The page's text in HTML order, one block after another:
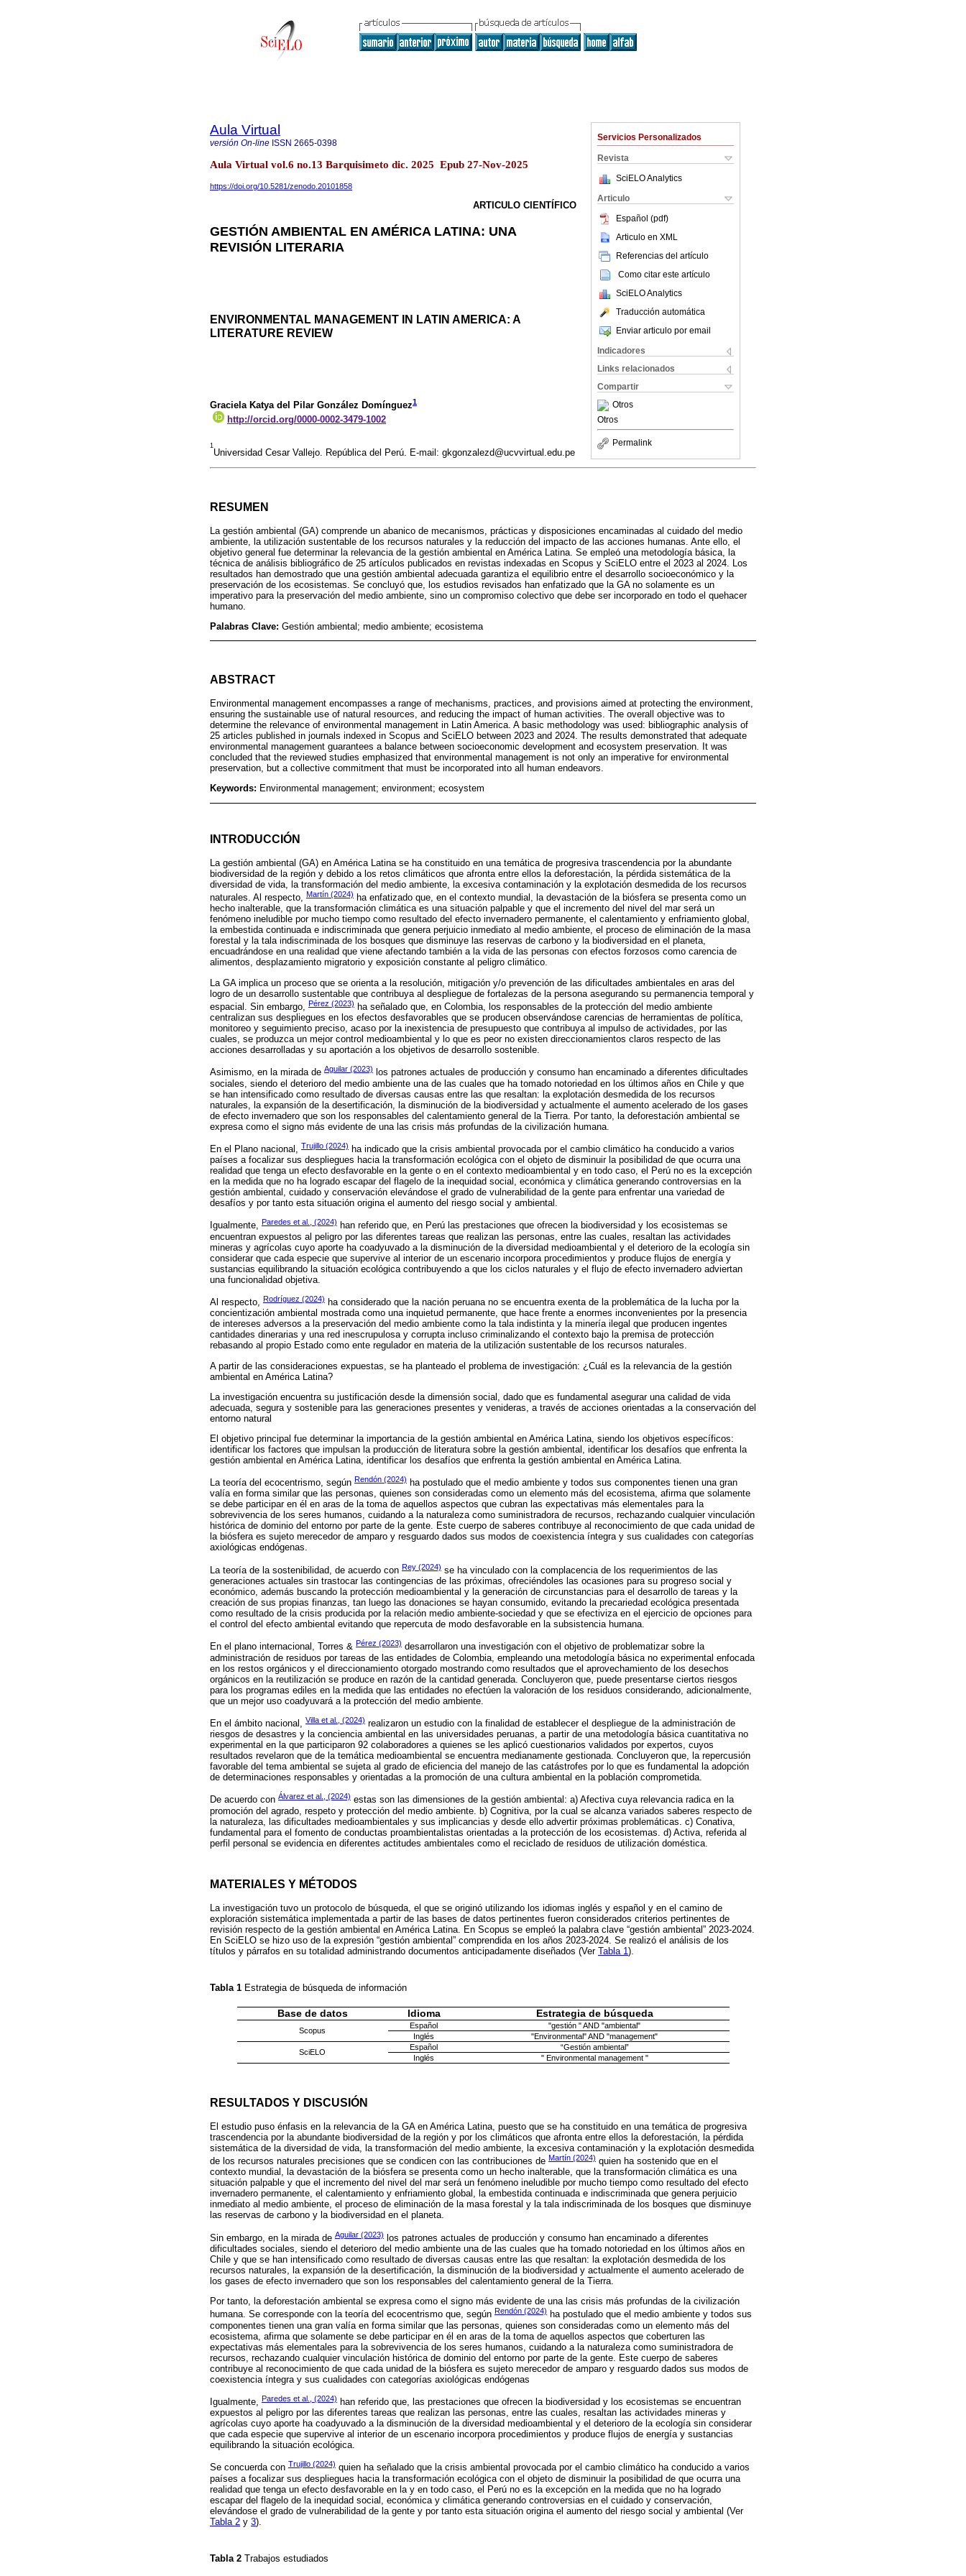
Servicios Personalizados
Revista
SciELO Analytics
Articulo
Español (pdf)
Articulo en XML
Referencias del artículo
Como citar este artículo
SciELO Analytics
Traducción automática
Enviar articulo por email
Indicadores
Links relacionados
Compartir
Otros
Otros
Permalink
Aula Virtual
versión On-line ISSN 2665-0398
Aula Virtual vol.6 no.13 Barquisimeto dic. 2025 Epub 27-Nov-2025
https://doi.org/10.5281/zenodo.20101858
ARTICULO CIENTÍFICO
GESTIÓN AMBIENTAL EN AMÉRICA LATINA: UNA
REVISIÓN LITERARIA
ENVIRONMENTAL MANAGEMENT IN LATIN AMERICA: A
LITERATURE REVIEW
Graciela Katya del Pilar González Domínguez1
http://orcid.org/0000-0002-3479-1002
1
Universidad Cesar Vallejo. República del Perú. E-mail: gkgonzalezd@ucvvirtual.edu.pe
RESUMEN
La gestión ambiental (GA) comprende un abanico de mecanismos, prácticas y disposiciones encaminadas al cuidado del medio
ambiente, la utilización sustentable de los recursos naturales y la reducción del impacto de las acciones humanas. Ante ello, el
objetivo general fue determinar la relevancia de la gestión ambiental en América Latina. Se empleó una metodología básica, la
técnica de análisis bibliográfico de 25 artículos publicados en revistas indexadas en Scopus y SciELO entre el 2023 al 2024. Los
resultados han demostrado que una gestión ambiental adecuada garantiza el equilibrio entre el desarrollo socioeconómico y la
preservación de los ecosistemas. Se concluyó que, los estudios revisados han enfatizado que la GA no solamente es un
imperativo para la preservación del medio ambiente, sino un compromiso colectivo que debe ser incorporado en todo el quehacer
humano.
Palabras Clave: Gestión ambiental; medio ambiente; ecosistema
ABSTRACT
Environmental management encompasses a range of mechanisms, practices, and provisions aimed at protecting the environment,
ensuring the sustainable use of natural resources, and reducing the impact of human activities. The overall objective was to
determine the relevance of environmental management in Latin America. A basic methodology was used: bibliographic analysis of
25 articles published in journals indexed in Scopus and SciELO between 2023 and 2024. The results demonstrated that adequate
environmental management guarantees a balance between socioeconomic development and ecosystem preservation. It was
concluded that the reviewed studies emphasized that environmental management is not only an imperative for environmental
preservation, but a collective commitment that must be incorporated into all human endeavors.
Keywords: Environmental management; environment; ecosystem
INTRODUCCIÓN
La gestión ambiental (GA) en América Latina se ha constituido en una temática de progresiva trascendencia por la abundante
biodiversidad de la región y debido a los retos climáticos que afronta entre ellos la deforestación, la pérdida sistemática de la
diversidad de vida, la transformación del medio ambiente, la excesiva contaminación y la explotación desmedida de los recursos
naturales. Al respecto, Martín (2024) ha enfatizado que, en el contexto mundial, la devastación de la biósfera se presenta como un
hecho inalterable, que la transformación climática es una situación palpable y que el incremento del nivel del mar será un
fenómeno ineludible por mucho tiempo como resultado del efecto invernadero permanente, el calentamiento y enfriamiento global,
la embestida continuada e indiscriminada que genera perjuicio inmediato al medio ambiente, el proceso de eliminación de la masa
forestal y la tala indiscriminada de los bosques que disminuye las reservas de carbono y la biodiversidad en el planeta,
encuadrándose en una realidad que viene afectando también a la vida de las personas con efectos forzosos como carencia de
alimentos, desplazamiento migratorio y exposición constante al peligro climático.
La GA implica un proceso que se orienta a la resolución, mitigación y/o prevención de las dificultades ambientales en aras del
logro de un desarrollo sustentable que contribuya al despliegue de fortalezas de la persona asegurando su permanencia temporal y
espacial. Sin embargo, Pérez (2023) ha señalado que, en Colombia, los responsables de la protección del medio ambiente
centralizan sus despliegues en los efectos desfavorables que se producen observándose carencias de herramientas de política,
monitoreo y seguimiento preciso, acaso por la inexistencia de presupuesto que contribuya al impulso de actividades, por las
cuales, se produzca un mejor control medioambiental y lo que es peor no existen direccionamientos claros respecto de las
acciones desarrolladas y su aportación a los objetivos de desarrollo sostenible.
Asimismo, en la mirada de Aguilar (2023)
los patrones actuales de producción y consumo han encaminado a diferentes dificultades
sociales, siendo el deterioro del medio ambiente una de las cuales que ha tomado notoriedad en los últimos años en Chile y que
se han intensificado como resultado de diversas causas entre las que resaltan: la explotación desmedida de los recursos
naturales, la expansión de la desertificación, la disminución de la biodiversidad y actualmente el aumento acelerado de los gases
de efecto invernadero que son los responsables del calentamiento general de la Tierra. Por tanto, la deforestación ambiental se
expresa como el signo más evidente de una las crisis más profundas de la civilización humana.
En el Plano nacional, Trujillo (2024) ha indicado que la crisis ambiental provocada por el cambio climático ha conducido a varios
países a focalizar sus despliegues hacia la transformación ecológica con el objeto de disminuir la posibilidad de que ocurra una
realidad que tenga un efecto desfavorable en la gente o en el contexto medioambiental y en todo caso, el Perú no es la excepción
en la medida que no ha logrado escapar del flagelo de la inequidad social, económica y climática generando controversias en la
gestión ambiental, cuidado y conservación elevándose el grado de vulnerabilidad de la gente para enfrentar una variedad de
desafíos y por tanto esta situación origina el aumento del riesgo social y ambiental.
Igualmente, Paredes et al., (2024) han referido que, en Perú las prestaciones que ofrecen la biodiversidad y los ecosistemas se
encuentran expuestos al peligro por las diferentes tareas que realizan las personas, entre las cuales, resaltan las actividades
mineras y agrícolas cuyo aporte ha coadyuvado a la disminución de la diversidad medioambiental y el deterioro de la ecología sin
considerar que cada especie que supervive al interior de un escenario incorpora procedimientos y produce flujos de energía y
sustancias equilibrando la situación ecológica contribuyendo a que los ciclos naturales y el flujo de efecto invernadero adviertan
una funcionalidad objetiva.
Al respecto, Rodríguez (2024) ha considerado que la nación peruana no se encuentra exenta de la problemática de la lucha por la
concientización ambiental mostrada como una inquietud permanente, que hace frente a enormes inconvenientes por la presencia
de intereses adversos a la preservación del medio ambiente como la tala indistinta y la minería ilegal que producen ingentes
cantidades dinerarias y una red inescrupulosa y corrupta incluso criminalizando el contexto bajo la premisa de protección
rebasando al propio Estado como ente regulador en materia de la utilización sustentable de los recursos naturales.
A partir de las consideraciones expuestas, se ha planteado el problema de investigación: ¿Cuál es la relevancia de la gestión
ambiental en América Latina?
La investigación encuentra su justificación desde la dimensión social, dado que es fundamental asegurar una calidad de vida
adecuada, segura y sostenible para las generaciones presentes y venideras, a través de acciones orientadas a la conservación del
entorno natural
El objetivo principal fue determinar la importancia de la gestión ambiental en América Latina, siendo los objetivos específicos:
identificar los factores que impulsan la producción de literatura sobre la gestión ambiental, identificar los desafíos que enfrenta la
gestión ambiental en América Latina, identificar los desafíos que enfrenta la gestión ambiental en América Latina.
La teoría del ecocentrismo, según Rendón (2024) ha postulado que el medio ambiente y todos sus componentes tienen una gran
valía en forma similar que las personas, quienes son consideradas como un elemento más del ecosistema, afirma que solamente
se debe participar en él en aras de la toma de aquellos aspectos que cubran las expectativas más elementales para la
sobrevivencia de los seres humanos, cuidando a la naturaleza como suministradora de recursos, rechazando cualquier vinculación
histórica de dominio del entorno por parte de la gente. Este cuerpo de saberes contribuye al reconocimiento de que cada unidad de
la biósfera es sujeto merecedor de amparo y resguardo dados sus modos de coexistencia íntegra y sus cualidades con categorías
axiológicas endógenas.
La teoría de la sostenibilidad, de acuerdo con Rey (2024) se ha vinculado con la complacencia de los requerimientos de las
generaciones actuales sin trastocar las contingencias de las próximas, ofreciéndoles las ocasiones para su progreso social y
económico, además buscando la protección medioambiental y la generación de circunstancias para el desarrollo de tareas y la
creación de sus propias finanzas, tan luego las donaciones se hayan consumido, evitando la precariedad ecológica presentada
como resultado de la crisis producida por la relación medio ambiente-sociedad y que se efectiviza en el ejercicio de opciones para
el control del efecto ambiental evitando que repercuta de modo desfavorable en la subsistencia humana.
En el plano internacional, Torres & Pérez (2023) desarrollaron una investigación con el objetivo de problematizar sobre la
administración de residuos por tareas de las entidades de Colombia, empleando una metodología básica no experimental enfocada
en los restos orgánicos y el direccionamiento otorgado mostrando como resultados que el aprovechamiento de los desechos
orgánicos en la reutilización se produce en razón de la cantidad generada. Concluyeron que, puede presentarse ciertos riesgos
para los programas ediles en la medida que las entidades no efectúen la valoración de los residuos considerando, adicionalmente,
que un mejor uso coadyuvará a la protección del medio ambiente.
En el ámbito nacional, Villa et al., (2024) realizaron un estudio con la finalidad de establecer el despliegue de la administración de
riesgos de desastres y la conciencia ambiental en las universidades peruanas, a partir de una metodología básica cuantitativa no
experimental en la que participaron 92 colaboradores a quienes se les aplicó cuestionarios validados por expertos, cuyos
resultados revelaron que de la temática medioambiental se encuentra medianamente gestionada. Concluyeron que, la repercusión
favorable del tema ambiental se sujeta al grado de eficiencia del manejo de las catástrofes por lo que es fundamental la adopción
de determinaciones responsables y orientadas a la promoción de una cultura ambiental en la población comprometida.
De acuerdo con Álvarez et al., (2024) estas son las dimensiones de la gestión ambiental: a) Afectiva cuya relevancia radica en la
promoción del agrado, respeto y protección del medio ambiente. b) Cognitiva, por la cual se alcanza variados saberes respecto de
la naturaleza, las dificultades medioambientales y sus implicancias y desde ello advertir próximas problemáticas. c) Conativa,
fundamental para el fomento de conductas proambientalistas orientadas a la protección de los ecosistemas. d) Activa, referida al
perfil personal se evidencia en diferentes actitudes ambientales como el reciclado de residuos de utilización doméstica.
MATERIALES Y MÉTODOS
La investigación tuvo un protocolo de búsqueda, el que se originó utilizando los idiomas inglés y español y en el camino de
exploración sistemática implementada a partir de las bases de datos pertinentes fueron considerados criterios pertinentes de
revisión respecto de la gestión ambiental en América Latina. En Scopus se empleó la palabra clave “gestión ambiental” 2023-2024.
En SciELO se hizo uso de la expresión “gestión ambiental” comprendida en los años 2023-2024. Se realizó el análisis de los
títulos y párrafos en su totalidad administrando documentos anticipadamente diseñados (Ver Tabla 1).
Tabla 1 Estrategia de búsqueda de información
Base de datos Idioma Estrategia de búsqueda
Scopus
Español
"gestión " AND "ambiental"
Inglés
"Environmental" AND "management"
SciELO
Español
“Gestión ambiental”
Inglés
" Environmental management "
RESULTADOS Y DISCUSIÓN
El estudio puso énfasis en la relevancia de la GA en América Latina, puesto que se ha constituido en una temática de progresiva
trascendencia por la abundante biodiversidad de la región y por los climáticos que afronta entre ellos la deforestación, la pérdida
sistemática de la diversidad de vida, la transformación del medio ambiente, la excesiva contaminación y la explotación desmedida
de los recursos naturales precisiones que se condicen con las contribuciones de Martín (2024) quien ha sostenido que en el
contexto mundial, la devastación de la biósfera se presenta como un hecho inalterable, que la transformación climática es una
situación palpable y que el incremento del nivel del mar será un fenómeno ineludible por mucho tiempo como resultado del efecto
invernadero permanente, el calentamiento y enfriamiento global, la embestida continuada e indiscriminada que genera perjuicio
inmediato al medio ambiente, el proceso de eliminación de la masa forestal y la tala indiscriminada de los bosques que disminuye
las reservas de carbono y la biodiversidad en el planeta.
Sin embargo, en la mirada de Aguilar (2023)
los patrones actuales de producción y consumo han encaminado a diferentes
dificultades sociales, siendo el deterioro del medio ambiente una de las cuales que ha tomado notoriedad en los últimos años en
Chile y que se han intensificado como resultado de diversas causas entre las que resaltan: la explotación desmedida de los
recursos naturales, la expansión de la desertificación, la disminución de la biodiversidad y actualmente el aumento acelerado de
los gases de efecto invernadero que son los responsables del calentamiento general de la Tierra.
Por tanto, la deforestación ambiental se expresa como el signo más evidente de una las crisis más profundas de la civilización
humana. Se corresponde con la teoría del ecocentrismo que, según Rendón (2024) ha postulado que el medio ambiente y todos sus
componentes tienen una gran valía en forma similar que las personas, quienes son consideradas como un elemento más del
ecosistema, afirma que solamente se debe participar en él en aras de la toma de aquellos aspectos que coberturen las
expectativas más elementales para la sobrevivencia de los seres humanos, cuidando a la naturaleza como suministradora de
recursos, rechazando cualquier vinculación histórica de dominio del entorno por parte de la gente. Este cuerpo de saberes
contribuye al reconocimiento de que cada unidad de la biósfera es sujeto merecedor de amparo y resguardo dados sus modos de
coexistencia íntegra y sus cualidades con categorías axiológicas endógenas
Igualmente, Paredes et al., (2024) han referido que, las prestaciones que ofrecen la biodiversidad y los ecosistemas se encuentran
expuestos al peligro por las diferentes tareas que realizan las personas, entre las cuales, resaltan las actividades mineras y
agrícolas cuyo aporte ha coadyuvado a la disminución de la diversidad medioambiental y el deterioro de la ecología sin considerar
que cada especie que supervive al interior de un escenario incorpora procedimientos y produce flujos de energía y sustancias
equilibrando la situación ecológica.
Se concuerda con Trujillo (2024) quien ha señalado que la crisis ambiental provocada por el cambio climático ha conducido a varios
países a focalizar sus despliegues hacia la transformación ecológica con el objeto de disminuir la posibilidad de que ocurra una
realidad que tenga un efecto desfavorable en la y en todo caso, el Perú no es la excepción en la medida que no ha logrado
escapar del flagelo de la inequidad social, económica y climática generando controversias en el cuidado y conservación,
elevándose el grado de vulnerabilidad de la gente y por tanto esta situación origina el aumento del riesgo social y ambiental (Ver
Tabla 2 y 3).
Tabla 2 Trabajos estudiados